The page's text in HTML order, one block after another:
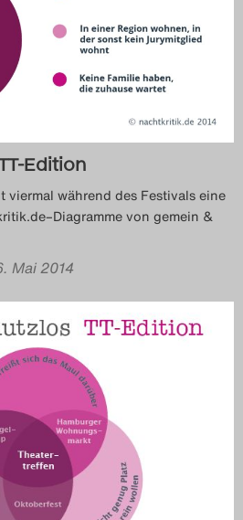
Blog
2018
Blog
Alumni
Blog
2019
Blog
Blog
2021
Blog
2022
Blog
Edition
viermal während des Festivals eine
von gemein &
Mai 2014